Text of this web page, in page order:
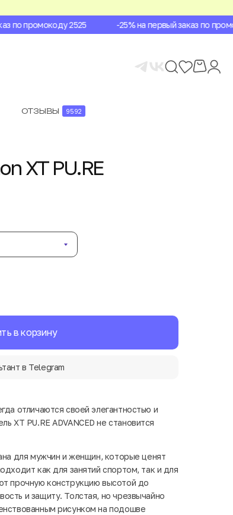
по промокоду 2525 -25% на первый заказ по
ОТЗЫВЫ 9592
XT PU.RE
в корзину
в Telegram
отличаются своей элегантностью и
XT PU.RE ADVANCED не становится
для мужчин и женщин, которые ценят
как для занятий спортом, так и для
прочную конструкцию высотой до
и защиту. Толстая, но чрезвычайно
рисунком на подошве